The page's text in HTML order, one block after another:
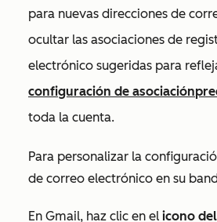
para nuevas direcciones de
ocultar las asociaciones de
electrónico sugeridas para
configuración de asociación
toda la cuenta.
Para personalizar la
de correo electrónico en su
En Gmail, haz clic en el icono